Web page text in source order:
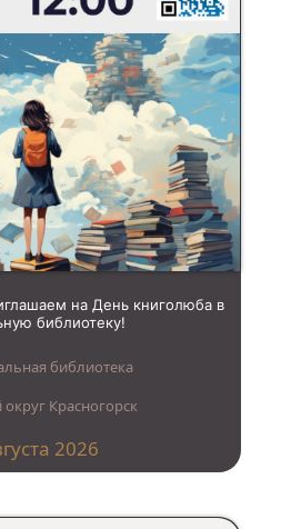
на День книголюба в
библиотеку!
библиотека
округ Красногорск
2026